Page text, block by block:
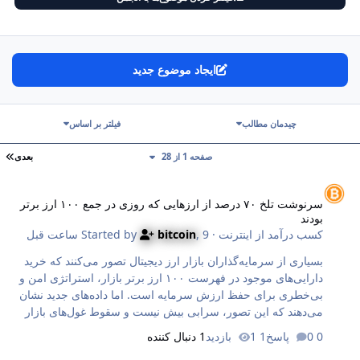
ایجاد موضوع جدید
بعدی صفحه 1 از 28
چیدمان مطالب فیلتر بر اساس
سرنوشت تلخ ۷۰ درصد از ارزهایی که روزی در جمع ۱۰۰ ارز برتر
بودند
کسب درآمد از اینترنت · Started by
bitcoin, 9 ساعت قبل
بسیاری از سرمایه‌گذاران بازار ارز دیجیتال تصور می‌کنند که خرید
دارایی‌های موجود در فهرست ۱۰۰ ارز برتر بازار، استراتژی امن و
بی‌خطری برای حفظ ارزش سرمایه است. اما داده‌های جدید نشان
می‌دهند که این تصور، سرابی بیش نیست و سقوط غول‌های بازار
بی‌این‌کریپتو (BeInCrypto) در گزارش تکان‌دهنده‌ای به استناد به
0 پاسخ 1 بازدید 1 دنبال کننده